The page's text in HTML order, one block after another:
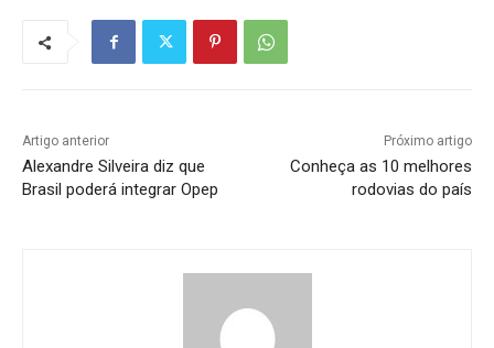
Artigo anterior
Alexandre Silveira diz que
Brasil poderá integrar Opep
Próximo artigo
Conheça as 10 melhores
rodovias do país